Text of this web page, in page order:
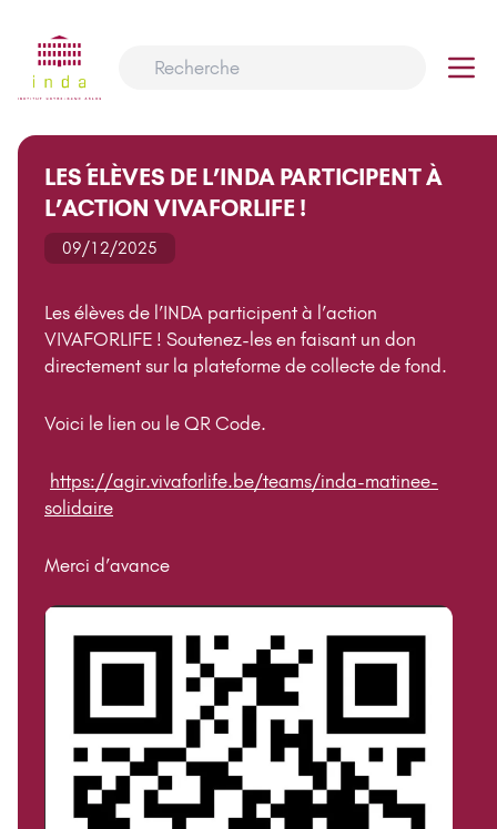
LES ÉLÈVES DE L’INDA PARTICIPENT À
L’ACTION VIVAFORLIFE !
09/12/2025
Les élèves de l’INDA participent à l’action
VIVAFORLIFE ! Soutenez-les en faisant un don
directement sur la plateforme de collecte de fond.
Voici le lien ou le QR Code.
https://agir.vivaforlife.be/teams/inda-matinee-
solidaire
Merci d’avance